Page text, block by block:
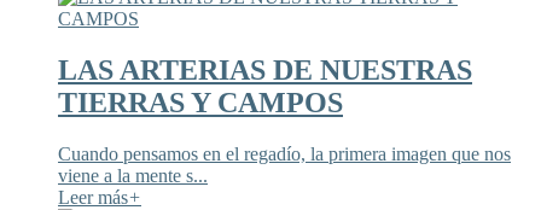
LAS ARTERIAS DE NUESTRAS
TIERRAS Y CAMPOS
Cuando pensamos en el regadío, la primera imagen que nos
viene a la mente s...
Leer más+